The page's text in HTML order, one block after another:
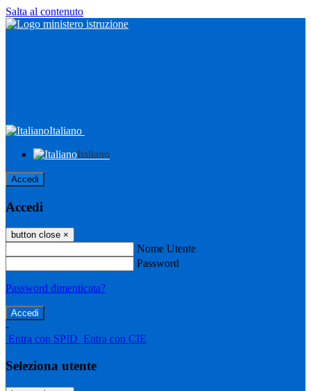
Salta al contenuto
Italiano
Italiano
Accedi
Accedi
button close ×
Nome Utente
Password
Password dimenticata?
-
Entra con SPID Entra con CIE
Seleziona utente